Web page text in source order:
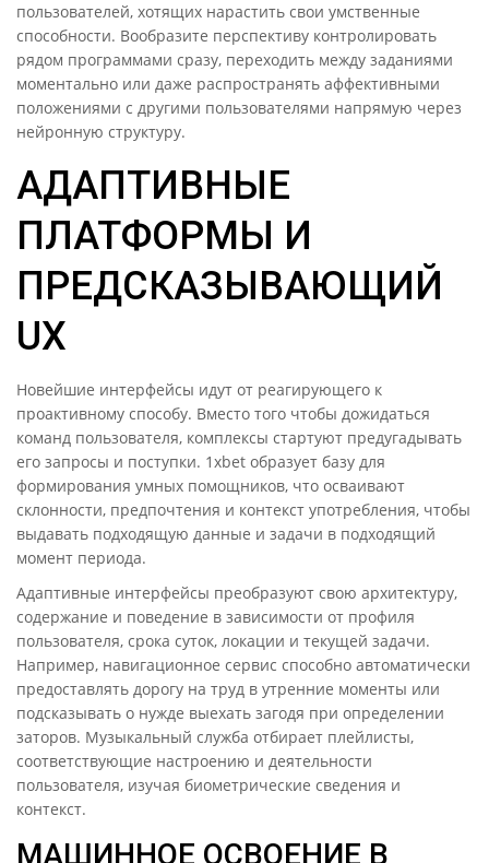
пользователей, хотящих нарастить свои умственные
способности. Вообразите перспективу контролировать
рядом программами сразу, переходить между заданиями
моментально или даже распространять аффективными
положениями с другими пользователями напрямую через
нейронную структуру.
АДАПТИВНЫЕ
ПЛАТФОРМЫ И
ПРЕДСКАЗЫВАЮЩИЙ
UX
Новейшие интерфейсы идут от реагирующего к
проактивному способу. Вместо того чтобы дожидаться
команд пользователя, комплексы стартуют предугадывать
его запросы и поступки. 1xbet образует базу для
формирования умных помощников, что осваивают
склонности, предпочтения и контекст употребления, чтобы
выдавать подходящую данные и задачи в подходящий
момент периода.
Адаптивные интерфейсы преобразуют свою архитектуру,
содержание и поведение в зависимости от профиля
пользователя, срока суток, локации и текущей задачи.
Например, навигационное сервис способно автоматически
предоставлять дорогу на труд в утренние моменты или
подсказывать о нужде выехать загодя при определении
заторов. Музыкальный служба отбирает плейлисты,
соответствующие настроению и деятельности
пользователя, изучая биометрические сведения и
контекст.
МАШИННОЕ ОСВОЕНИЕ В